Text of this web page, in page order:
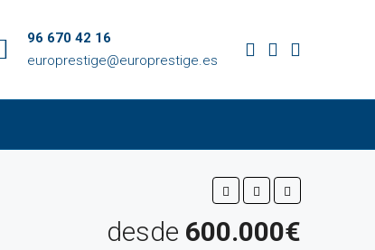
96 670 42 16
europrestige@europrestige.es
desde 600.000€